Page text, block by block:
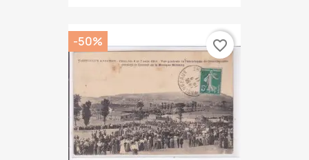
-50% favorite_border